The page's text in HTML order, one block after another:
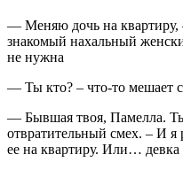
— Меняю дочь на квартиру,
знакомый нахальный
не нужна
— Ты кто? – что-то мешает
— Бывшая твоя, Памелла.
отвратительный смех. – И я
ее на квартиру. Или… девка